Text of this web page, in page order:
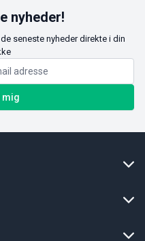
nyheder!
seneste nyheder direkte i din
mig